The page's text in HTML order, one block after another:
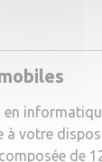
à votre
de